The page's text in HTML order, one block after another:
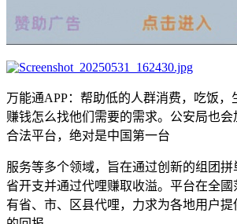
万能通APP：帮助低的人群消费，吃饭，
赚钱怎么找他们需要的需求。公安局也会
合法平台，绝对是中国第一台
服务等多个领域，旨在通过创新的组团
省开支并通过代哩赚取收溢。平台在全
有省、市、区县代哩，力求为各地用户